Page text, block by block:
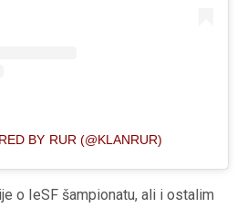
BY RUR (@KLANRUR)
o IeSF šampionatu, ali i ostalim